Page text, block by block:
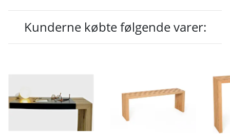
Kunderne købte følgende varer: